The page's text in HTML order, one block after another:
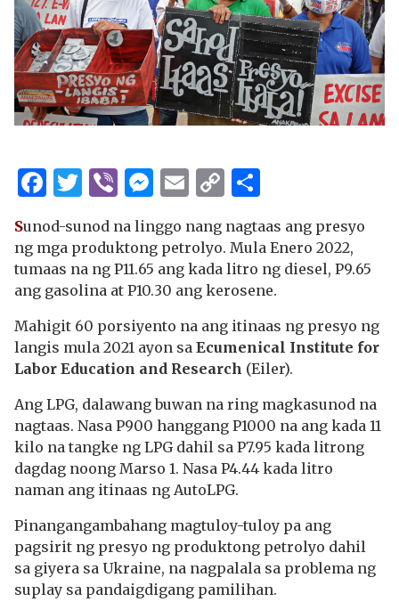
Facebook
Twitter
ViberMessenger
Email
Copy
Sunod-sunod na linggo nang nagtaas ang presyo
ng mga produktong petrolyo. Mula Enero 2022,
tumaas na ng P11.65 ang kada litro ng diesel, P9.65
ang gasolina at P10.30 ang kerosene.
Mahigit 60 porsiyento na ang itinaas ng presyo ng
langis mula 2021 ayon sa Ecumenical Institute for
Labor Education and Research (Eiler).
Ang LPG, dalawang buwan na ring magkasunod na
nagtaas. Nasa P900 hanggang P1000 na ang kada 11
kilo na tangke ng LPG dahil sa P7.95 kada litrong
dagdag noong Marso 1. Nasa P4.44 kada litro
naman ang itinaas ng AutoLPG.
Pinangangambahang magtuloy-tuloy pa ang
pagsirit ng presyo ng produktong petrolyo dahil
sa giyera sa Ukraine, na nagpalala sa problema ng
suplay sa pandaigdigang pamilihan.